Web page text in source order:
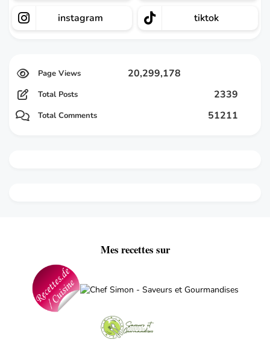
instagram tiktok
20,299,178
Total Posts 2339
Total Comments 51211
Mes recettes sur